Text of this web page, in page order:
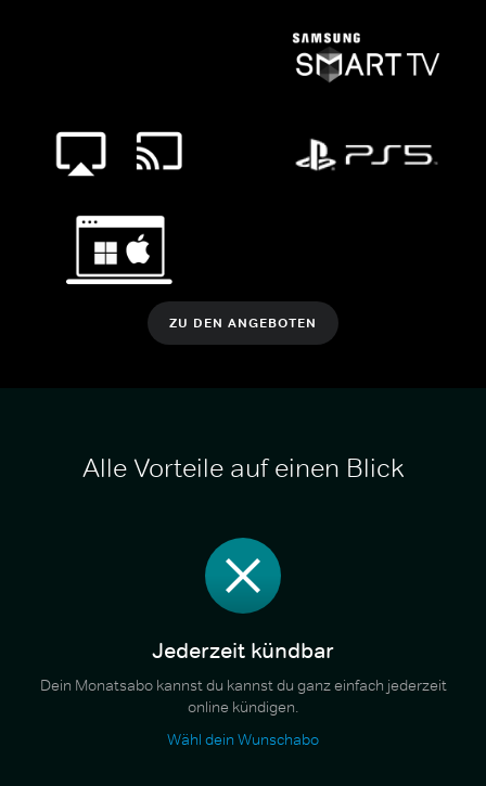
ZU DEN ANGEBOTEN
Alle Vorteile auf einen Blick
Jederzeit kündbar
Dein Monatsabo kannst du kannst du ganz einfach jederzeit
online kündigen.
Wähl dein Wunschabo